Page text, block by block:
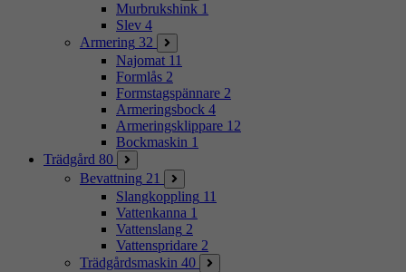
Murbrukshink 1
Slev 4
Armering 32
Najomat 11
Formlås 2
Formstagspännare 2
Armeringsbock 4
Armeringsklippare 12
Bockmaskin 1
Trädgård 80
Bevattning 21
Slangkoppling 11
Vattenkanna 1
Vattenslang 2
Vattenspridare 2
Trädgårdsmaskin 40